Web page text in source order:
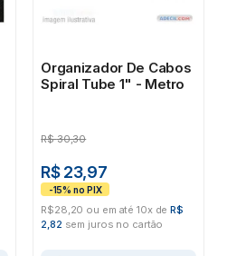
Organizador De Cabos
Spiral Tube 1" - Metro
R$ 30,30
R$ 23,97
R$28,20 ou em até 10x deR$
2,82 sem juros no cartão